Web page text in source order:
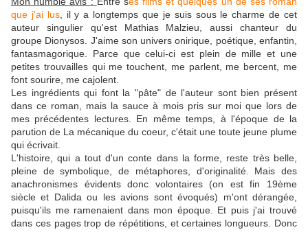
que j'ai lus, il y a longtemps que je suis sous le charme de cet
auteur singulier qu'est Mathias Malzieu, aussi chanteur du
groupe Dionysos. J'aime son univers onirique, poétique, enfantin,
fantasmagorique. Parce que celui-ci est plein de mille et une
petites trouvailles qui me touchent, me parlent, me bercent, me
font sourire, me cajolent.
Les ingrédients qui font la "pâte" de l'auteur sont bien présent
dans ce roman, mais la sauce à mois pris sur moi que lors de
mes précédentes lectures. En même temps, à l'époque de la
parution de La mécanique du coeur, c'était une toute jeune plume
qui écrivait.
L'histoire, qui a tout d'un conte dans la forme, reste très belle,
pleine de symbolique, de métaphores, d'originalité. Mais des
anachronismes évidents donc volontaires (on est fin 19ème
siècle et Dalida ou les avions sont évoqués) m'ont dérangée,
puisqu'ils me ramenaient dans mon époque. Et puis j'ai trouvé
dans ces pages trop de répétitions, et certaines longueurs. Donc